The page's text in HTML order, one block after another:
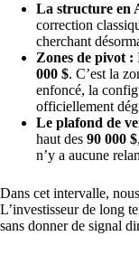
La structure en
correction
cherchant
Zones de pivot :
000 $. C’est la
enfoncé, la
officiellement
Le plafond de
haut des 90 000 $
n’y a aucune
Dans cet intervalle,
L’investisseur de long
sans donner de signal